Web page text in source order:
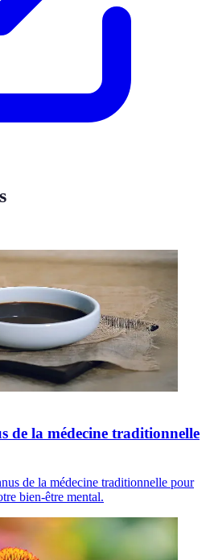
de la médecine traditionnelle
de la médecine traditionnelle pour
bien-être mental.